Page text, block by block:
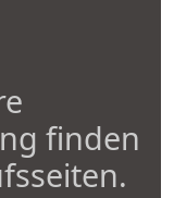
finden